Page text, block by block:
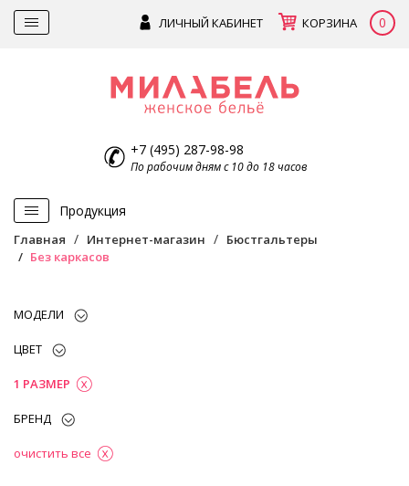
ЛИЧНЫЙ КАБИНЕТ КОРЗИНА 0
+7 (495) 287-98-98
По рабочим дням с 10 до 18 часов
Продукция
Главная Интернет-магазин
Бюстгальтеры
Без каркасов
МОДЕЛИ
ЦВЕТ
1 РАЗМЕР
БРЕНД
очистить все